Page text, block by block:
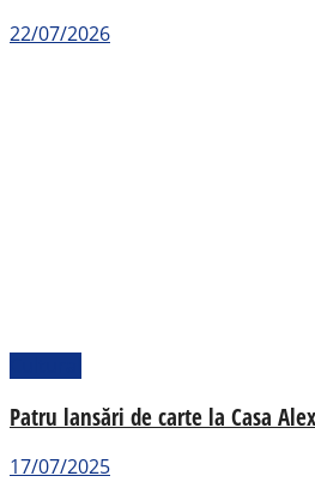
22/07/2026
Patru lansări de carte la Casa
17/07/2025